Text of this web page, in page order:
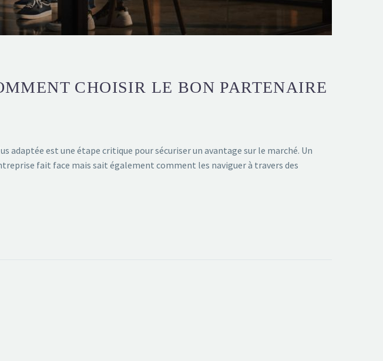
CHOISIR LE BON PARTENAIRE
est une étape critique pour sécuriser un avantage sur le marché. Un
fait face mais sait également comment les naviguer à travers des